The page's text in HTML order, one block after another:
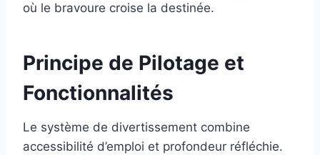
où le bravoure croise la destinée.
Principe de Pilotage et
Fonctionnalités
Le système de divertissement combine
accessibilité d’emploi et profondeur réfléchie.